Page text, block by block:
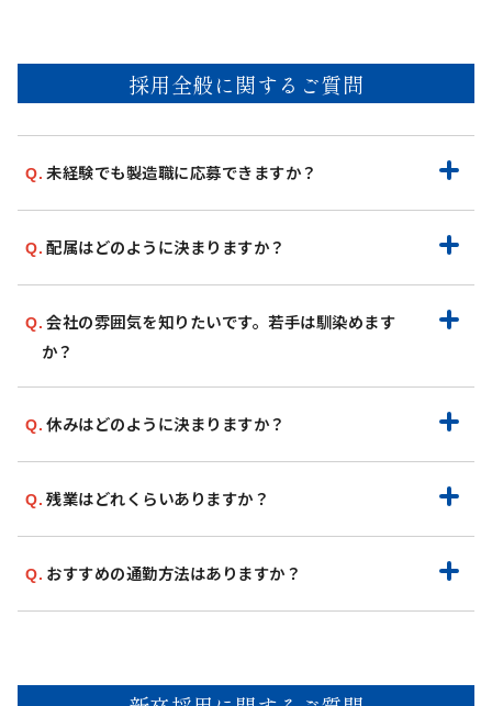
採用全般に関するご質問
未経験でも製造職に応募できますか？
配属はどのように決まりますか？
会社の雰囲気を知りたいです。若手は馴染めます
か？
休みはどのように決まりますか？
残業はどれくらいありますか？
おすすめの通勤方法はありますか？